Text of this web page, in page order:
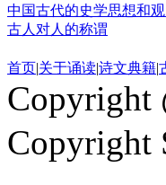
中国古代的史学思想和
古人对人的称谓
首页|关于诵读|诗文典籍|
Copyright
Copyright